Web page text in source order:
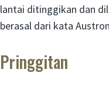
lantai ditinggikan dan
berasal dari kata
Pringgitan